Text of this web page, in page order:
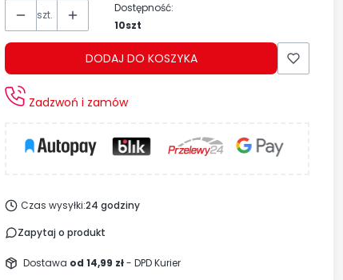
szt.
Dostępność:
10szt
DODAJ DO KOSZYKA
Zadzwoń i zamów
Czas wysyłki:24 godziny
Zapytaj o produkt
Dostawa od 14,99 zł- DPD Kurier